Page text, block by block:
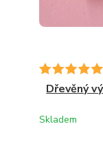
Dřevěný
Skladem